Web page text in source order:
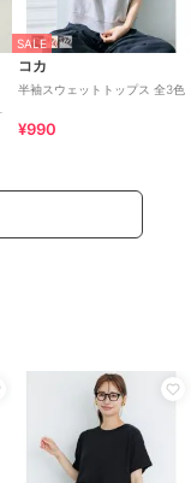
SALE
コカ
半袖スウェットトップス 全3色
¥990